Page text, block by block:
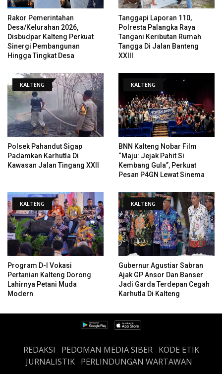
Rakor Pemerintahan
Desa/Kelurahan 2026,
Disbudpar Kalteng Perkuat
Sinergi Pembangunan
Hingga Tingkat Desa
Tanggapi Laporan 110,
Polresta Palangka Raya
Tangani Keributan Rumah
Tangga Di Jalan Banteng
XXIII
KALTENG
Polsek Pahandut Sigap
Padamkan Karhutla Di
Kawasan Jalan Tingang XXII
KALTENG
BNN Kalteng Nobar Film
“Maju: Jejak Pahit Si
Kembang Gula”, Perkuat
Pesan P4GN Lewat Sinema
KALTENG
Program D-I Vokasi
Pertanian Kalteng Dorong
Lahirnya Petani Muda
Modern
KALTENG
Gubernur Agustiar Sabran
Ajak GP Ansor Dan Banser
Jadi Garda Terdepan Cegah
Karhutla Di Kalteng
REDAKSI PEDOMAN MEDIA SIBER
KODE ETIK
JURNALISTIK PERLINDUNGAN WARTAWAN